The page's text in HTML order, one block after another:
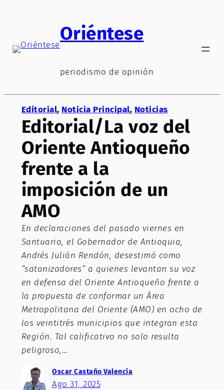
Oriéntese
periodismo de opinión
Editorial, Noticia Principal, Noticias
Editorial/La voz del
Oriente Antioqueño
frente a la
imposición de un
AMO
En declaraciones del pasado viernes en
Santuario, el Gobernador de Antioquia,
Andrés Julián Rendón, desestimó como
“satanizadores” a quienes levantan su voz
en defensa del Oriente Antioqueño frente a
la propuesta de conformar un Área
Metropolitana del Oriente (AMO) en ocho de
los veintitrés municipios que integran esta
Región. Tal calificativo no solo resulta
peligroso,…
Oscar Castaño Valencia
Ago 31, 2025